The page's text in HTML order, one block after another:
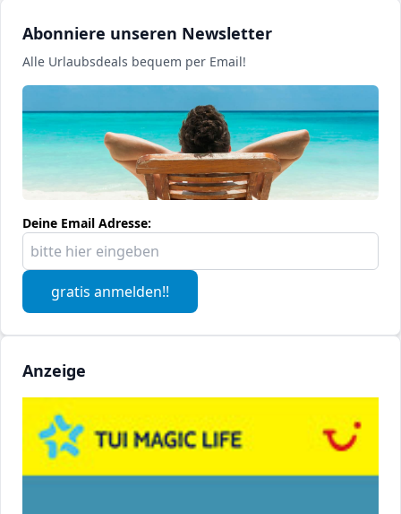
Abonniere unseren Newsletter
Alle Urlaubsdeals bequem per Email!
Deine Email Adresse:
gratis anmelden!!
Anzeige